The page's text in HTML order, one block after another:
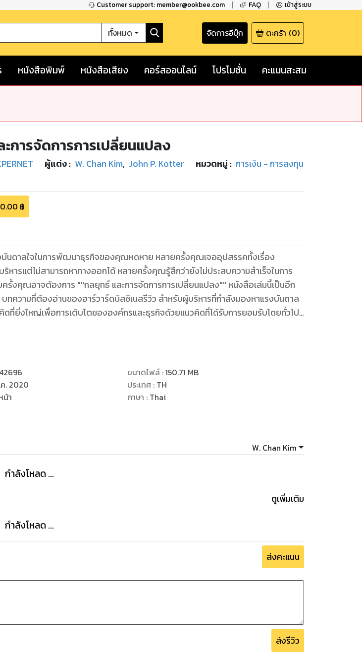
Customer support: member@ookbee.com FAQ เข้าสู่ระบบ
ทั้งหมด จัดการอีบุ๊ก ตะกร้า (0)
หนังสือพิมพ์ หนังสือเสียง คอร์สออนไลน์ โปรโมชั่น คะแนนสะสม
การจัดการการเปลี่ยนแปลง
ผู้แต่ง : W. Chan Kim, John P. Kotter หมวดหมู่ : การเงิน - การลงทุน
฿
ริหารแต่ไม่สามารถหาทางออกได้ หลายครั้งคุณรู้สึกว่ายังไม่ประสบความสำเร็จในการ
และการจัดการการเปลี่ยนแปลง"" หนังสือเล่มนี้เป็นอีก
บทความที่ต้องอ่านของฮาร์วาร์ดบิสซิเนสรีวิว สำหรับผู้บริหารที่กำลังมองหาแรงบันดาล
ดที่ยิ่งใหญ่เพื่อการเติบโตขององค์กรและธุรกิจด้วยแนวคิดที่ได้รับการยอมรับโดยทั่วไป
ด้เสมอไม่ว่าจะสถานการณ์ไหน แล้วคุณจะรู้ว่าในความล้มเหลวมีความสำเร็จซ่อนอยู่
การเปลี่ยนแปลง
ดยการจูงใจ
ลี่ยนแปลงเมื่อธุรกิจกำลังไปได้ไม่ดี
ให้ถึงแก่นอย่างสันติวิธี
ารเป็นผู้นำเพื่อผ่านจุดพลิกผัน
ยนแปลง
การจัดการเปลี่ยนแปลง
. 2020
น้า
ขนาดไฟล์:150.71 MB
ประเทศ : TH
ภาษา : Thai
W. Chan Kim
กำลังโหลด ...
ดูเพิ่มเติม
กำลังโหลด ...
ส่งคะแนน
ส่งรีวิว